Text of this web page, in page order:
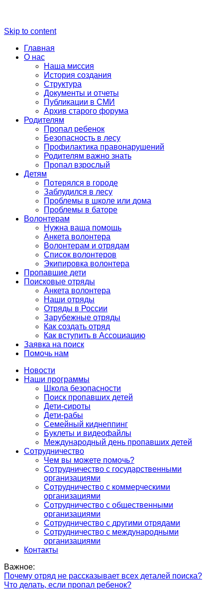
Skip to content
Главная
О нас
Наша миссия
История создания
Структура
Документы и отчеты
Публикации в СМИ
Архив старого форума
Родителям
Пропал ребенок
Безопасность в лесу
Профилактика правонарушений
Родителям важно знать
Пропал взрослый
Детям
Потерялся в городе
Заблудился в лесу
Проблемы в школе или дома
Проблемы в баторе
Волонтерам
Нужна ваша помощь
Анкета волонтера
Волонтерам и отрядам
Список волонтеров
Экипировка волонтера
Пропавшие дети
Поисковые отряды
Анкета волонтера
Наши отряды
Отряды в России
Зарубежные отряды
Как создать отряд
Как вступить в Ассоциацию
Заявка на поиск
Помочь нам
Новости
Наши программы
Школа безопасности
Поиск пропавших детей
Дети-сироты
Дети-рабы
Семейный киднеппинг
Буклеты и видеофайлы
Международный день пропавших детей
Сотрудничество
Чем вы можете помочь?
Сотрудничество с государственными
организациями
Сотрудничество с коммерческими
организациями
Сотрудничество с общественными
организациями
Сотрудничество с другими отрядами
Сотрудничество с международными
организациями
Контакты
Важное:
Почему отряд не рассказывает всех деталей поиска?
Что делать, если пропал ребенок?